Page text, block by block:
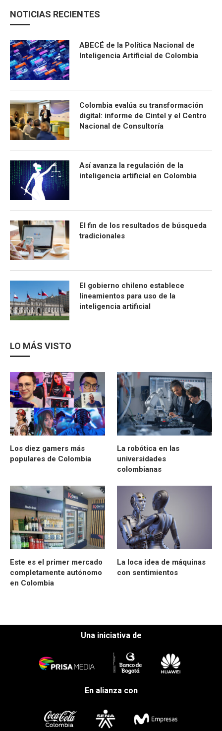
NOTICIAS RECIENTES
ABECÉ de la Política Nacional de
Inteligencia Artificial de Colombia
Colombia evalúa su transformación
digital: informe de Cintel y el Centro
Nacional de Consultoría
Así avanza la regulación de la
inteligencia artificial en Colombia
El fin de los resultados de búsqueda
tradicionales
El gobierno chileno establece
lineamientos para uso de la
inteligencia artificial
LO MÁS VISTO
Los diez gamers más
populares de Colombia
La robótica en las
universidades
colombianas
Este es el primer mercado
completamente autónomo
en Colombia
La loca idea de máquinas
con sentimientos
Una iniciativa de
En alianza con